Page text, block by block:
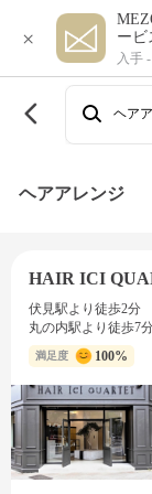
×
ービ
入手 -
ヘア
ヘアアレンジ
HAIR ICI
伏見駅より徒歩2分
丸の内駅より徒歩7
満足度 100%